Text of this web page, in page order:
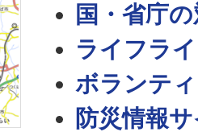
国・省庁
ライフラ
ボランテ
防災情報